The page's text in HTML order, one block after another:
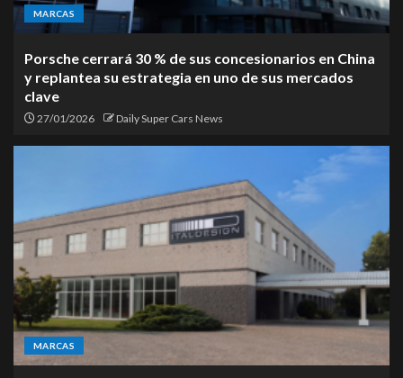
MARCAS
Porsche cerrará 30 % de sus concesionarios en China
y replantea su estrategia en uno de sus mercados
clave
27/01/2026 Daily Super Cars News
MARCAS